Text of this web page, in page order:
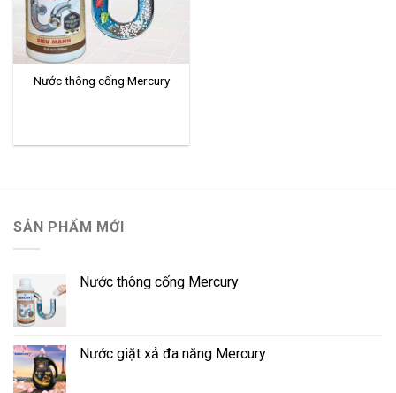
Nước thông cống Mercury
SẢN PHẨM MỚI
Nước thông cống Mercury
Nước giặt xả đa năng Mercury